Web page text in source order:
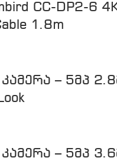
CC-DP2-6
1.8m
– 5მპ
– 5მპ